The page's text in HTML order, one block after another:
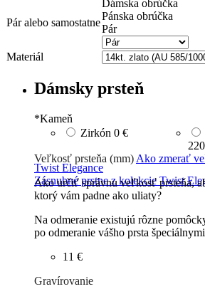
Twist Elegance
Zásnubné prstne z kolekcie Twist
Pár alebo samostatne
Dámska obrúčka
Pánska obrúčka
Pár
Materiál
Dámsky prsteň
*Kameň
Zirkón 0 €
Veľkosť prsteňa (mm) Ako zmerať
Ako určiť správnu veľkosť prsteňa,
ktorý vám padne ako uliaty?
Na odmeranie existujú rôzne
po odmeranie vášho prsta
11 €
Gravírovanie